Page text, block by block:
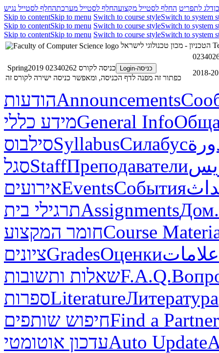
דלג לתפריט החלף לסטייל מקצועהחלף לסטייל מערכתהחלף לסטייל נגיש
Skip to contentSkip to menu Switch to course styleSwitch to system
Skip to contentSkip to menu Switch to course styleSwitch to system
Skip to contentSkip to menu Switch to course styleSwitch to system
כניסה-Login
כניסה לקורס 02340262 Spring2019
כפתור זה מפנה לדף הכניסה, ומאפשר כניסה ישירה לקורס זה
הודעותAnnouncements
מידע כלליGeneral Info
סילבוסSyllabusСилабус
סגלStaffПреподаватели
אירועיםEventsСобытия
תרגילי ביתAssignmentsДом.
חומר המקצועCourse
ציוניםGradesОценкиعلامات
שאלות ותשובותF.A.Q.
ספרותLiteratureЛитература
חיפוש שותפיםFind a Partner
עדכון אוטומטיAuto Update